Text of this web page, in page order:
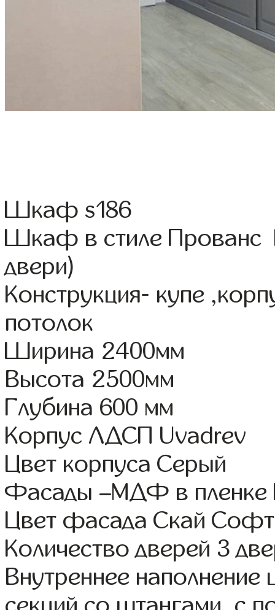
Шкаф s186
Шкаф в стиле Прованс
двери)
Конструкция- купе
потолок
Ширина 2400мм
Высота 2500мм
Глубина 600 мм
Корпус ЛДСП Uvadrev
Цвет корпуса Серый
Фасады –МДФ в пленке
Цвет фасада Скай Софт
Количество дверей 3
Внутреннее